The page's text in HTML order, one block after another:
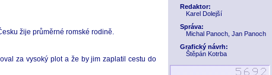
Redaktor:
Karel Dolejší
Správa:
Michal Panoch, Jan Panoch
Grafický návrh:
Štěpán Kotrba
žije průměrné romské rodině.
za vysoký plot a že by jim zaplatil cestu do